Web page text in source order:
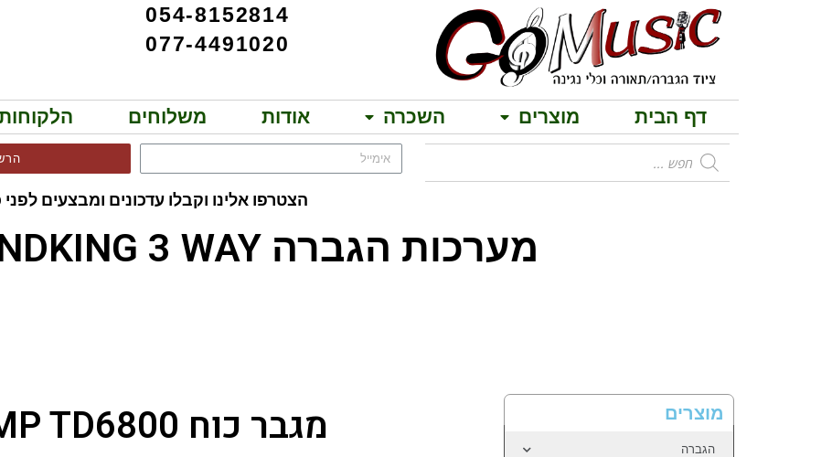
054-8152814
077-4491020
דף הבית מוצרים השכרה אודות משלוחים
הצטרפו אלינו וקבלו עדכונים ומבצעים לפני
מערכות הגברה SOUNDKING 3 WAY!!
מבחר בידוריות מבית APEXTONE!!
מוצרים
הגברה מגבר כוח SEER AMP TD6800